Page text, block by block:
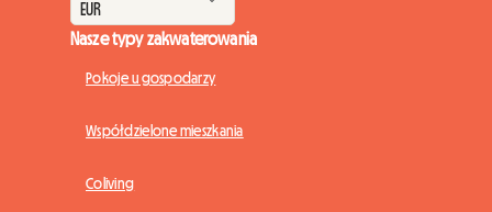
Nasze typy zakwaterowania
Pokoje u gospodarzy
Współdzielone mieszkania
Coliving